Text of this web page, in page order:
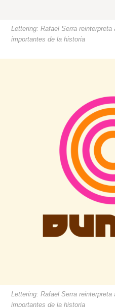
Lettering: Rafael Serra
importantes de la historia
Lettering: Rafael Serra
importantes de la historia